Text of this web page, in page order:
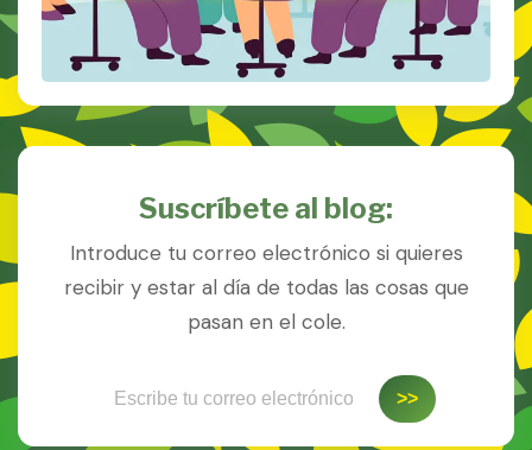
Suscríbete al blog:
Introduce tu correo electrónico si quieres
recibir y estar al día de todas las cosas que
pasan en el cole.
>>